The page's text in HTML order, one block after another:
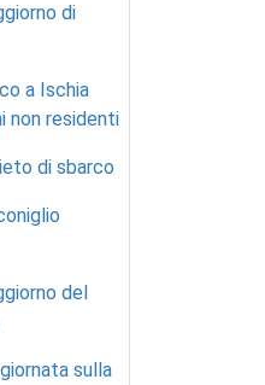
di
a Ischia
non residenti
di sbarco
del
sulla